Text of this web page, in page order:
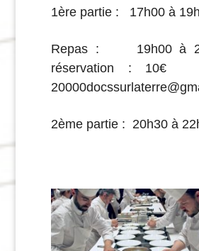
1ère partie : 17h00 à
Repas : 19h00 à
réservation :
2ème partie : 20h30 à